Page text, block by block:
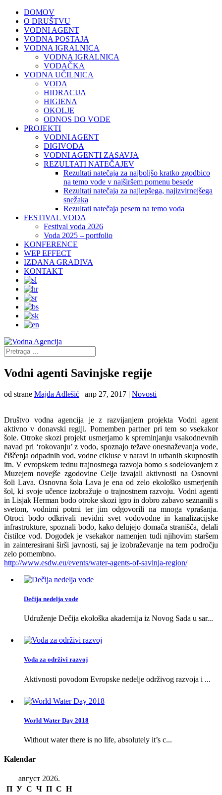
DOMOV
O DRUŠTVU
VODNI AGENT
VODNA POSTAJA
VODNA IGRALNICA
VODNA IGRALNICA
VODAČKA
VODNA UČILNICA
VODA
HIDRACIJA
HIGIENA
OKOLJE
ODNOS DO VODE
PROJEKTI
VODNI AGENT
DIGIVODA
VODNI AGENTI ZASAVJA
REZULTATI NATEČAJEV
Rezultati natečaja za najboljšo kratko zgodbico
na temo vode v najširšem pomenu besede
Rezultati natečaja za najlepšega, najizvirnejšega
snežaka
Rezultati natečaja pesem na temo voda
FESTIVAL VODA
Festival voda 2026
Voda 2025 – portfolio
KONFERENCE
WEP EFFECT
IZDANA GRADIVA
KONTAKT
Vodni agenti Savinjske regije
od strane Majda Adlešić | апр 27, 2017 | Novosti
Društvo vodna agencija je z razvijanjem projekta Vodni agent
aktivno v donavski regiji. Pomemben partner pri tem so vsekakor
šole. Otroke skozi projekt usmerjamo k spreminjanju vsakodnevnih
navad pri ‘rokovanju’ z vodo, spoznajo težave onesnaževanja vode,
čiščenja odpadnih vod, vodne cikluse v naravi in urbanih skupnostih
itn. V evropskem tednu trajnostnega razvoja bomo s sodelovanjem z
Muzejem novejše zgodovine Celje izvajali aktivnosti na Osnovni
šoli Lava. Osnovna šola Lava je ena od zelo ekološko usmerjenih
šol, ki svoje učence izobražuje o trajnostnem razvoju. Vodni agenti
in Lisjak Herman bodo otroke skozi igro in dobro zabavo seznanili s
svetom, vodnimi potmi ter jim odgovorili na mnoga vprašanja.
Otroci bodo odkrivali nevidni svet vodovodne in kanalizacijske
infrastrukture, spoznali bodo, kako delujejo domača stranišča, delali
čistilce vod. Dogodek je vsekakor namenjen tudi njihovim staršem
in zainteresirani širši javnosti, saj je izobraževanje na tem področju
zelo pomembno.
http://www.esdw.eu/events/water-agents-of-savinja-region/
Dečija nedelja vode
Udruženje Dečija ekološka akademija iz Novog Sada u sar...
Voda za održivi razvoj
Aktivnosti povodom Evropske nedelje održivog razvoja i ...
World Water Day 2018
Without water there is no life, absolutely it’s c...
Kalendar
август 2026.
П У С Ч П С Н